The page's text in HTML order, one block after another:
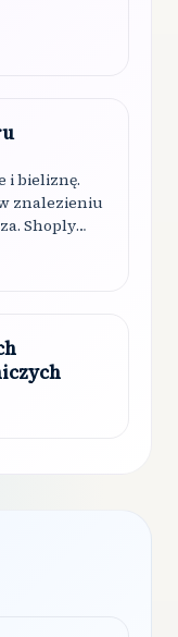
i bieliznę.
znalezieniu
Shoply